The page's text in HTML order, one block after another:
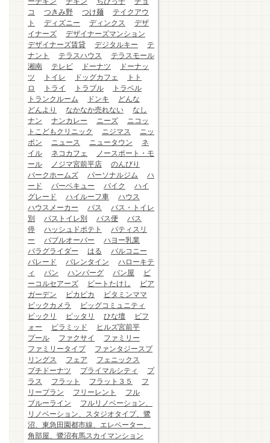
コ
つきみ野 つけ麺
テイクアウ
ト
ディズニー ディンクス
デザ
イナーズ
デザイナーズマンション
デザイナーズ賃貸
デジタルキー
テ
ナント
テラスハウス
テラスモール
湘南
テレビ ドーナツ
ドーナッ
ツ
トイレ ドッグカフェ
トト
ロ
トライ トラブル
トラベル
トランクルーム
ドンキ
どんな
どんより
なかなか売れない
なし
ナン
ナンカレー ニーズ
ニコッ
トこどもクリニック
ニジマス
ニッ
ポン
ニュース ニュータウン
ネ
イル
ネコカフェ
ノースポート・モ
ール
ノジマ宮前平店
のんびり
パークホームズ
パーソナルジム
ハ
ード
バーベキュー バイク
ハイ
グレード
ハイルーフ車
ハウス
ハウスメーカー
バス
バス・トイレ
別
バストイレ別 バス便
バス
停
ハッシュドポテト
パティスリ
ー
バブルオーバー
ハヨー乳業
パラグライダー
はる
バルコニー
パレード
バレンタイン
ハローキテ
ィ
パン ハンバーグ パン屋
ビ
ーコルセアーズ
ビートたけし
ビア
ガーデン
ピカピカ
ビタミンママ
ビックカメラ
ビッグコミュニティ
ビックリ
ピッタリ ひな壇
ビフ
ォー
ピラミッド
ヒルズ宮前平
プール
ファクサイ
ファミリー
ファミリータイプ
ファンタジースプ
リングス
フェア
フェニックス
プチドーナツ
プライマルシティ
プ
ラス
フラット フラット３５
フ
リープラン
フリーレント
フル
ブルーライン
フルリノベーション、
リノベーション、スタジオタイプ、鷺
沼、東急田園都市線、エレベーター、
角部屋、鷺沼有馬スカイマンション